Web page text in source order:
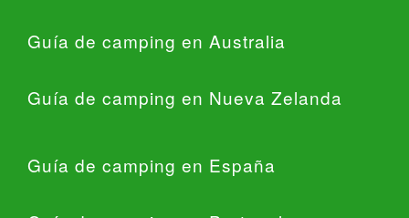
Guía de camping en Australia
Guía de camping en Nueva Zelanda
Guía de camping en España